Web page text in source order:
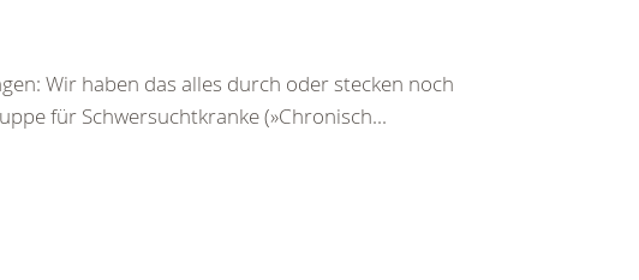
Wir haben das alles durch oder stecken noch
für Schwersuchtkranke (»Chronisch...